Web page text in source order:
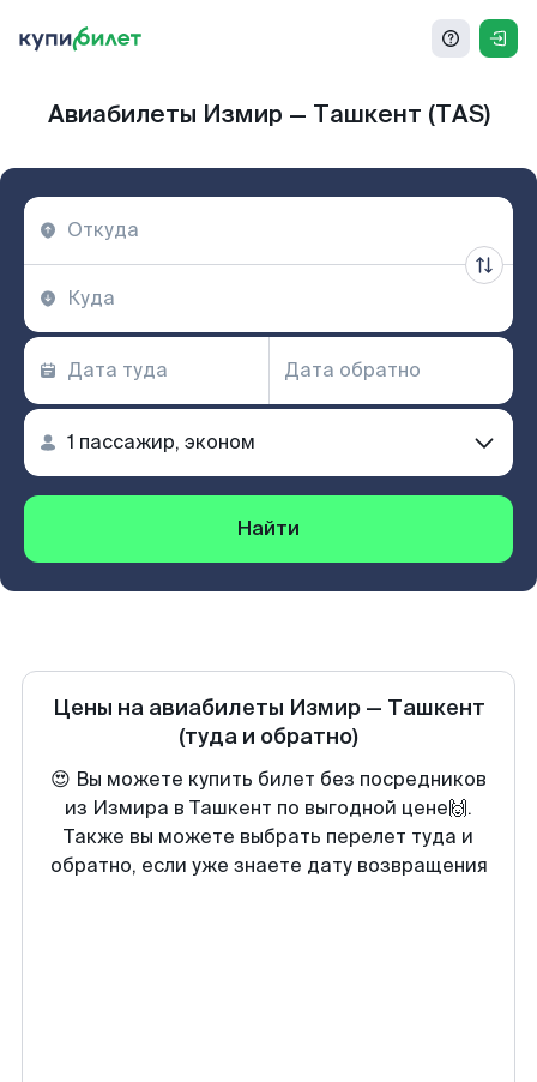
Авиабилеты Измир — Ташкент (TAS)
Найти
Цены на авиабилеты Измир— Ташкент
(туда и обратно)
😍 Вы можете купить билет без посредников
из Измира в Ташкент по выгодной цене🙌.
Также вы можете выбрать перелет туда и
обратно, если уже знаете дату возвращения